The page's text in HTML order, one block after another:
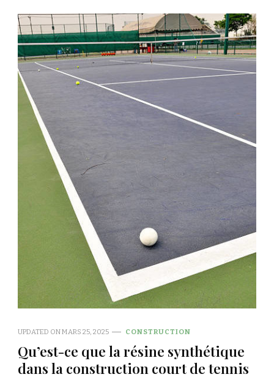
UPDATED ONMARS 25, 2025 CONSTRUCTION
Qu’est-ce que la résine synthétique
dans la construction court de tennis